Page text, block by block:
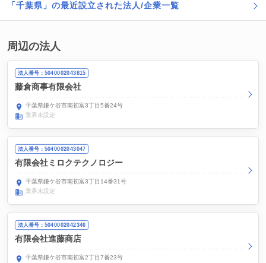
「千葉県」の最近設立された法人/企業一覧
周辺の法人
法人番号：5040002043815
藤倉商事有限会社
千葉県鎌ケ谷市南初富3丁目5番24号
業界未設定
法人番号：5040002043047
有限会社ミロクテクノロジー
千葉県鎌ケ谷市南初富3丁目14番31号
業界未設定
法人番号：5040002042346
有限会社進藤商店
千葉県鎌ケ谷市南初富2丁目7番23号